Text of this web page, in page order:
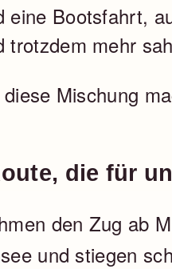
eine Bootsfahrt,
trotzdem mehr sah
Mischung
die für
den Zug ab
und stiegen